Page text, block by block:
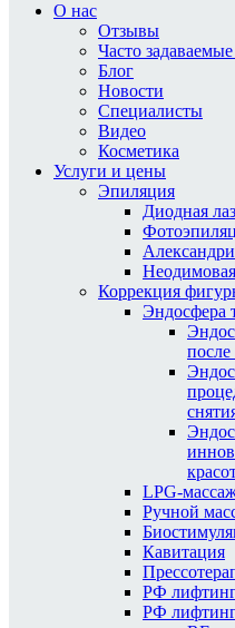
О нас
Отзывы
Часто
Блог
Новости
Специалисты
Видео
Косметика
Услуги и цены
Эпиляция
Диодная
Коррекция
Эндосфера
LPG-
Ручной
Кавитация
РФ
РФ